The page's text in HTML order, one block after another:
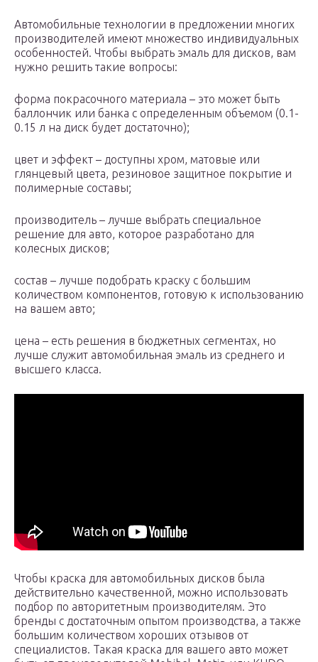
Автомобильные технологии в предложении многих
производителей имеют множество индивидуальных
особенностей. Чтобы выбрать эмаль для дисков, вам
нужно решить такие вопросы:
форма покрасочного материала – это может быть
баллончик или банка с определенным объемом (0.1-
0.15 л на диск будет достаточно);
цвет и эффект – доступны хром, матовые или
глянцевый цвета, резиновое защитное покрытие и
полимерные составы;
производитель – лучше выбрать специальное
решение для авто, которое разработано для
колесных дисков;
состав – лучше подобрать краску с большим
количеством компонентов, готовую к использованию
на вашем авто;
цена – есть решения в бюджетных сегментах, но
лучше служит автомобильная эмаль из среднего и
высшего класса.
Чтобы краска для автомобильных дисков была
действительно качественной, можно использовать
подбор по авторитетным производителям. Это
бренды с достаточным опытом производства, а также
большим количеством хороших отзывов от
специалистов. Такая краска для вашего авто может